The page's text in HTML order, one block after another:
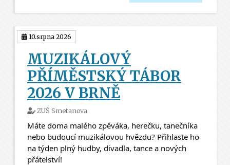
10.srpna 2026
MUZIKÁLOVÝ
PŘÍMĚSTSKÝ TÁBOR
2026 V BRNĚ
ZUŠ Smetanova
Máte doma malého zpěváka, herečku, tanečníka
nebo budoucí muzikálovou hvězdu? Přihlaste ho
na týden plný hudby, divadla, tance a nových
přátelství!